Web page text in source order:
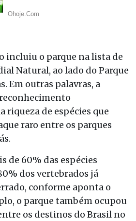
incluiu o parque na lista de
Natural, ao lado do Parque
Em outras palavras, a
riqueza de espécies que
raro entre os parques
de 60% das espécies
dos vertebrados já
conforme aponta o
o parque também ocupou
os destinos do Brasil no